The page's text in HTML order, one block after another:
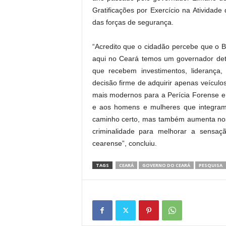
Gratificações por Exercício na
das forças de segurança.
“Acredito que o cidadão percebe que o
aqui no Ceará temos um governador
que recebem investimentos,
decisão firme de adquirir apenas
mais modernos para a Perícia Forense
e aos homens e mulheres que
caminho certo, mas também aumenta
criminalidade para melhorar a
cearense”, concluiu.
TAGS CEARÁ GOVERNO DO CEARÁ PESQUISA